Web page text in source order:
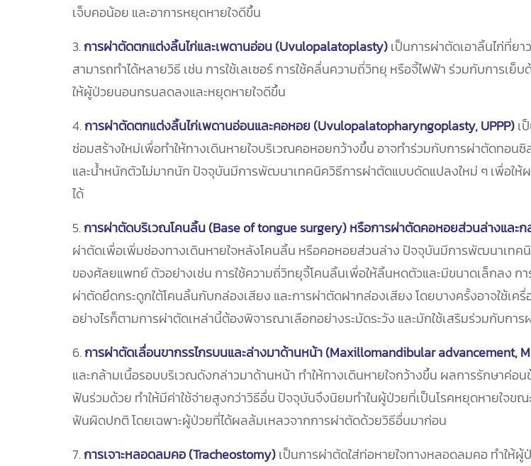
เจ็บคอน้อย และอาการหยุดหายใจดีขึ้น
3.การผ่าตัดตกแต่งลิ้นไก่และเพดานอ่อน (Uvulopalatoplasty)เป็นการผ่าตัดเอาลิ้นไก่ที่ย
สามารถทำได้หลายวิธี เช่น การใช้เลเซอร์ การใช้คลื่นความถี่วิทยุ หรือจี้ไฟฟ้า ร่วมกับการเ
ให้ผู้ป่วยนอนกรนลดลงและหยุดหายใจดีขึ้น
4.การผ่าตัดตกแต่งลิ้นไก่เพดานอ่อนและคอหอย (Uvulopalatopharyngoplasty, UPPP)เ
ซ่อมสร้างใหม่เพื่อทำให้ทางเดินหายใจบริเวณคอหอยกว้างขึ้น อาจทำร่วมกับการผ่าตัดทอน
และน้ำหนักตัวไม่มากนัก ปัจจุบันมีการพัฒนาเทคนิควิธีการผ่าตัดแบบดัดแปลงใหม่ ๆ เพื่อใ
ได้
5.การผ่าตัดบริเวณโคนลิ้น (Base of tongue surgery)หรือการผ่าตัดคอหอยส่วนล่างและ
ผ่าตัดเพื่อเพิ่มช่องทางเดินหายใจหลังโคนลิ้น หรือคอหอยส่วนล่าง ปัจจุบันมีการพัฒนาเ
ของศัลยแพทย์ ตัวอย่างเช่น การใช้ความถี่วิทยุจี้โคนลิ้นเพื่อให้ลิ้นหดตัวและมีขนาดเล็กลง
ผ่าตัดยึดกระดูกใต้โคนลิ้นกับกล่องเสียง และการผ่าตัดฝากล่องเสียง โดยบางครั้งอาจใช้เค
อย่างไรก็ตามการผ่าตัดเหล่านี้ต้องพิจารณาเลือกอย่างระมัดระวัง และมักใช้เสริมร่วมกับกา
6.การผ่าตัดเลื่อนขากรรไกรบนและล่างมาด้านหน้า (Maxillomandibular advancement,
และกล้ามเนื้อรอบบริเวณดังกล่าวมาด้านหน้า ทำให้ทางเดินหายใจกว้างขึ้น ผลการรักษาค่อ
ฟันร่วมด้วย ทำให้มีค่าใช้จ่ายสูงกว่าวิธีอื่น ปัจจุบันจึงนิยมทำในผู้ป่วยที่เป็นโรคหยุดหายใจข
ฟันผิดปกติ โดยเฉพาะผู้ป่วยที่ได้ผลล้มเหลวจากการผ่าตัดด้วยวิธีอื่นมาก่อน
7.การเจาะหลอดลมคอ (Tracheostomy)เป็นการผ่าตัดใส่ท่อหายใจทางหลอดลมคอ ทำให้